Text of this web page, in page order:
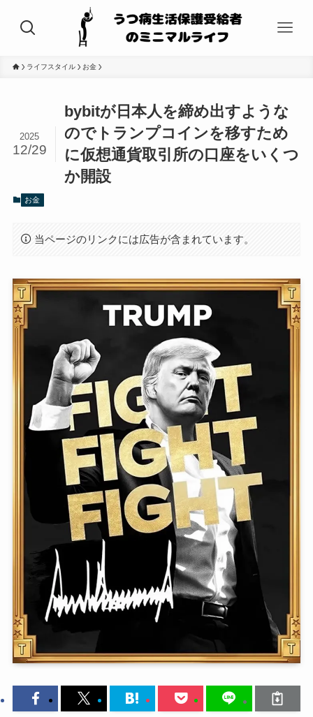
ライフスタイル お金
bybitが日本人を締め出すような
のでトランプコインを移すため
に仮想通貨取引所の口座をいくつ
か開設
2025
12/29
お金
当ページのリンクには広告が含まれています。